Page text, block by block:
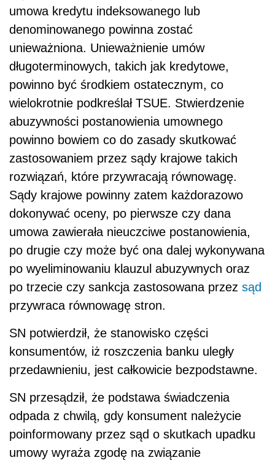
umowa kredytu indeksowanego lub
denominowanego powinna zostać
unieważniona. Unieważnienie umów
długoterminowych, takich jak kredytowe,
powinno być środkiem ostatecznym, co
wielokrotnie podkreślał TSUE. Stwierdzenie
abuzywności postanowienia umownego
powinno bowiem co do zasady skutkować
zastosowaniem przez sądy krajowe takich
rozwiązań, które przywracają równowagę.
Sądy krajowe powinny zatem każdorazowo
dokonywać oceny, po pierwsze czy dana
umowa zawierała nieuczciwe postanowienia,
po drugie czy może być ona dalej wykonywana
po wyeliminowaniu klauzul abuzywnych oraz
po trzecie czy sankcja zastosowana przez sąd
przywraca równowagę stron.
SN potwierdził, że stanowisko części
konsumentów, iż roszczenia banku uległy
przedawnieniu, jest całkowicie bezpodstawne.
SN przesądził, że podstawa świadczenia
odpada z chwilą, gdy konsument należycie
poinformowany przez sąd o skutkach upadku
umowy wyraża zgodę na związanie